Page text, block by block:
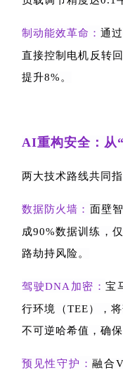
制动能效革命： 通
直接控制电机反转
提升8% 。
AI重构安全：从
两大技术路线共同指
数据防火墙： 面壁
成90%数据训练，
路劫持风险。
驾驶DNA 加密：宝
行环境（TEE），
不可逆哈希值 ，确
预见性守护：融合